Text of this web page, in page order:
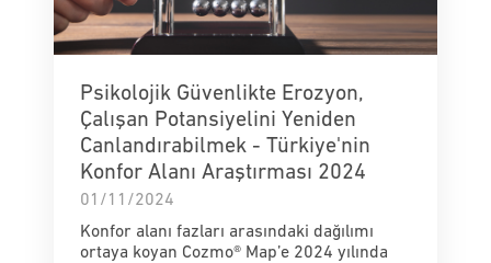
Psikolojik Güvenlikte Erozyon,
Çalışan Potansiyelini Yeniden
Canlandırabilmek - Türkiye'nin
Konfor Alanı Araştırması 2024
01/11/2024
Konfor alanı fazları arasındaki dağılımı
ortaya koyan Cozmo® Map’e 2024 yılında